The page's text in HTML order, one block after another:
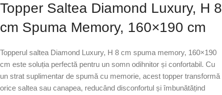
Topper Saltea Diamond Luxury, H 8
cm Spuma Memory, 160×190 cm
Topperul saltea Diamond Luxury, H 8 cm spuma memory, 160×190
cm este soluția perfectă pentru un somn odihnitor și confortabil. Cu
un strat suplimentar de spumă cu memorie, acest topper transformă
orice saltea sau canapea, reducând disconfortul și îmbunătățind